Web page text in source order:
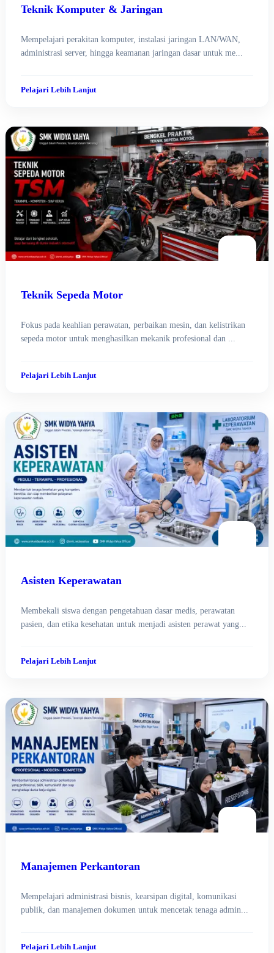
Teknik Komputer & Jaringan
Mempelajari perakitan komputer, instalasi jaringan LAN/WAN,
administrasi server, hingga keamanan jaringan dasar untuk me...
Pelajari Lebih Lanjut
Teknik Sepeda Motor
Fokus pada keahlian perawatan, perbaikan mesin, dan kelistrikan
sepeda motor untuk menghasilkan mekanik profesional dan ...
Pelajari Lebih Lanjut
Asisten Keperawatan
Membekali siswa dengan pengetahuan dasar medis, perawatan
pasien, dan etika kesehatan untuk menjadi asisten perawat yang...
Pelajari Lebih Lanjut
Manajemen Perkantoran
Mempelajari administrasi bisnis, kearsipan digital, komunikasi
publik, dan manajemen dokumen untuk mencetak tenaga admin...
Pelajari Lebih Lanjut